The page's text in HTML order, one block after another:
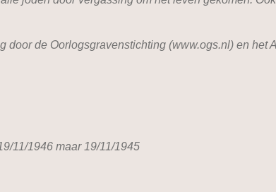
de Oorlogsgravenstichting (www.ogs.nl) en het
11/1946 maar 19/11/1945